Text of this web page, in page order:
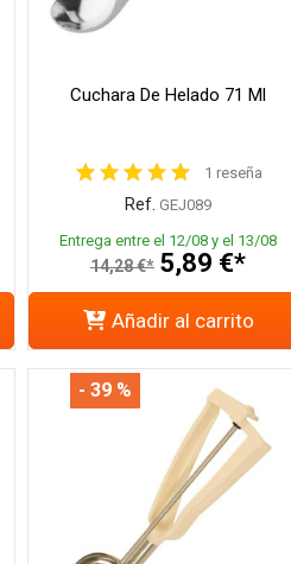
Cuchara De Helado 71 Ml
1 reseña
Ref. GEJ089
Entrega entre el 12/08 y el 13/08
14,28 €* 5,89 €*
Añadir al carrito
- 39 %